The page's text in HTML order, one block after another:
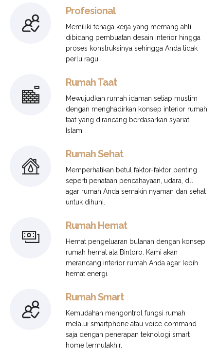
Profesional
Memiliki tenaga kerja yang memang ahli
dibidang pembuatan desain interior hingga
proses konstruksinya sehingga Anda tidak
perlu ragu.
Rumah Taat
Mewujudkan rumah idaman setiap muslim
dengan menghadirkan konsep interior rumah
taat yang dirancang berdasarkan syariat
Islam.
Rumah Sehat
Memperhatikan betul faktor-faktor penting
seperti penataan pencahayaan, udara, dll
agar rumah Anda semakin nyaman dan sehat
untuk dihuni.
Rumah Hemat
Hemat pengeluaran bulanan dengan konsep
rumah hemat ala Bintoro. Kami akan
merancang interior rumah Anda agar lebih
hemat energi.
Rumah Smart
Kemudahan mengontrol fungsi rumah
melalui smartphone atau voice command
saja dengan penerapan teknologi smart
home termutakhir.